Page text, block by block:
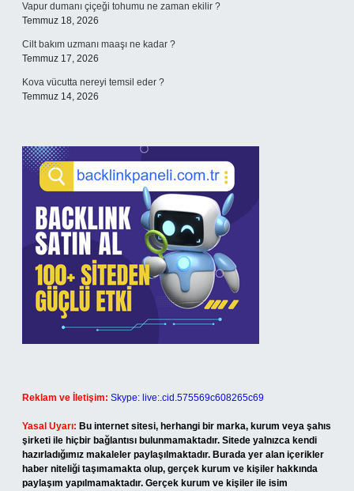
Vapur dumanı çiçeği tohumu ne zaman ekilir ?
Temmuz 18, 2026
Cilt bakım uzmanı maaşı ne kadar ?
Temmuz 17, 2026
Kova vücutta nereyi temsil eder ?
Temmuz 14, 2026
Reklam ve İletişim: Skype: live:.cid.575569c608265c69
Yasal Uyarı: Bu internet sitesi, herhangi bir marka, kurum veya şahıs
şirketi ile hiçbir bağlantısı bulunmamaktadır. Sitede yalnızca kendi
hazırladığımız makaleler paylaşılmaktadır. Burada yer alan içerikler
haber niteliği taşımamakta olup, gerçek kurum ve kişiler hakkında
paylaşım yapılmamaktadır. Gerçek kurum ve kişiler ile isim